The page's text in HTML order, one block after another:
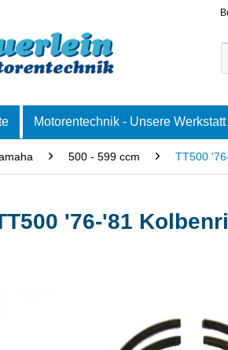
Motorentechnik - Unsere Werkstatt
500 - 599 ccm TT500
'76-'81